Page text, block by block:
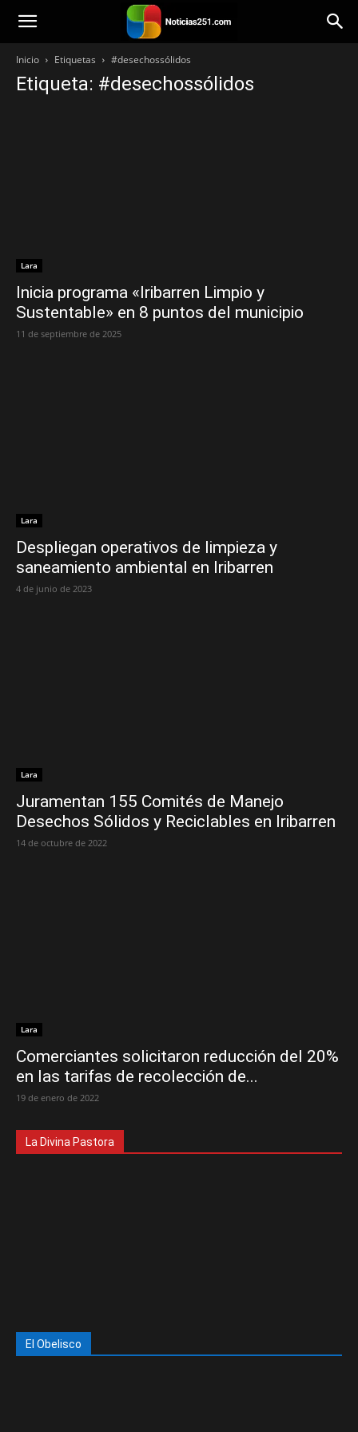
Noticias251
Inicio Etiquetas #desechossólidos
Etiqueta: #desechossólidos
Lara
Inicia programa «Iribarren Limpio y
Sustentable» en 8 puntos del municipio
11 de septiembre de 2025
Lara
Despliegan operativos de limpieza y
saneamiento ambiental en Iribarren
4 de junio de 2023
Lara
Juramentan 155 Comités de Manejo
Desechos Sólidos y Reciclables en Iribarren
14 de octubre de 2022
Lara
Comerciantes solicitaron reducción del 20%
en las tarifas de recolección de...
19 de enero de 2022
La Divina Pastora
El Obelisco